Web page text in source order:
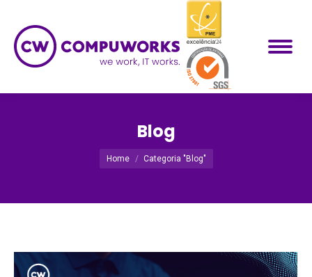
Blog
Você está aqui:
Home Categoria "Blog"